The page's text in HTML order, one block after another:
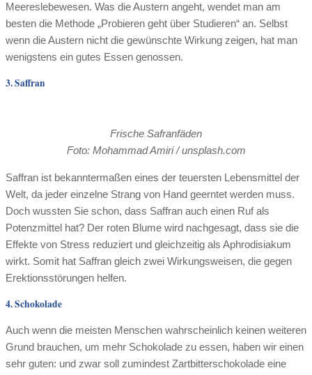
Meereslebewesen. Was die Austern angeht, wendet man am
besten die Methode „Probieren geht über Studieren“ an. Selbst
wenn die Austern nicht die gewünschte Wirkung zeigen, hat man
wenigstens ein gutes Essen genossen.
3. Saffran
Frische Safranfäden
Foto: Mohammad Amiri / unsplash.com
Saffran ist bekanntermaßen eines der teuersten Lebensmittel der
Welt, da jeder einzelne Strang von Hand geerntet werden muss.
Doch wussten Sie schon, dass Saffran auch einen Ruf als
Potenzmittel hat? Der roten Blume wird nachgesagt, dass sie die
Effekte von Stress reduziert und gleichzeitig als Aphrodisiakum
wirkt. Somit hat Saffran gleich zwei Wirkungsweisen, die gegen
Erektionsstörungen helfen.
4. Schokolade
Auch wenn die meisten Menschen wahrscheinlich keinen weiteren
Grund brauchen, um mehr Schokolade zu essen, haben wir einen
sehr guten: und zwar soll zumindest Zartbitterschokolade eine